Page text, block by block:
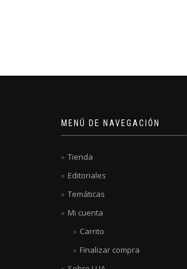
MENÚ DE NAVEGACIÓN
Tienda
Editoriales
Temáticas
Mi cuenta
Carrito
Finalizar compra